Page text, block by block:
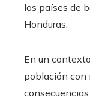
los países de
Honduras.
En un
población con